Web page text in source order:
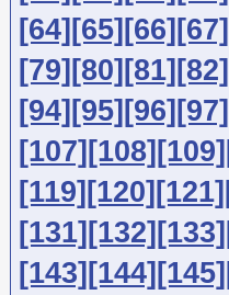
[64] [65] [66] [67]
[79] [80] [81] [82]
[94] [95] [96] [97]
[107] [108] [109]
[119] [120] [121]
[131] [132] [133]
[143] [144] [145]